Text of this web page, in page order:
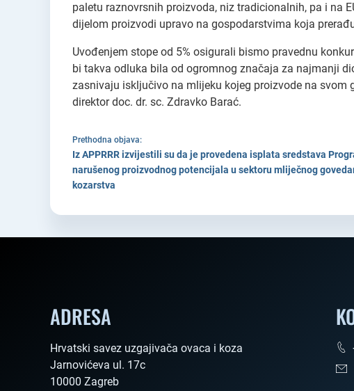
paletu raznovrsnih proizvoda, niz tradicionalnih, pa i na
dijelom proizvodi upravo na gospodarstvima koja
Uvođenjem stope od 5% osigurali bismo pravednu
bi takva odluka bila od ogromnog značaja za najmanji
zasnivaju isključivo na mlijeku kojeg proizvode na svom
direktor doc. dr. sc. Zdravko Barać.
Prethodna objava:
Iz APPRRR izvijestili su da je provedena isplata sredstava
narušenog proizvodnog potencijala u sektoru mliječnog
kozarstva
ADRESA
Hrvatski savez uzgajivača ovaca i koza
Jarnovićeva ul. 17c
10000 Zagreb